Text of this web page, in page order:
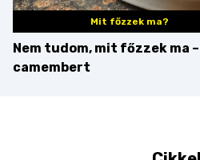
Mit főzzek ma?
Nem tudom, mit főzzek ma
camembert